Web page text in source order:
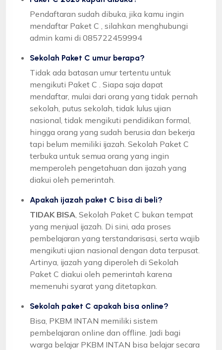
Pendaftaran sudah dibuka, jika kamu ingin
mendaftar Paket C , silahkan menghubungi
admin kami di 085722459994
Sekolah Paket C umur berapa?
Tidak ada batasan umur tertentu untuk
mengikuti Paket C . Siapa saja dapat
mendaftar, mulai dari orang yang tidak pernah
sekolah, putus sekolah, tidak lulus ujian
nasional, tidak mengikuti pendidikan formal,
hingga orang yang sudah berusia dan bekerja
tapi belum memiliki ijazah. Sekolah Paket C
terbuka untuk semua orang yang ingin
memperoleh pengetahuan dan ijazah yang
diakui oleh pemerintah.
Apakah ijazah paket C bisa di beli?
TIDAK BISA , Sekolah Paket C bukan tempat
yang menjual ijazah. Di sini, ada proses
pembelajaran yang terstandarisasi, serta wajib
mengikuti ujian nasional dengan data terpusat.
Artinya, ijazah yang diperoleh di Sekolah
Paket C diakui oleh pemerintah karena
memenuhi syarat yang ditetapkan.
Sekolah paket C apakah bisa online?
Bisa, PKBM INTAN memiliki sistem
pembelajaran online dan offline. Jadi bagi
warga belajar PKBM INTAN bisa belajar secara